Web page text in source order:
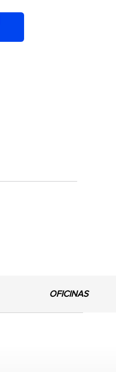
OFICINAS